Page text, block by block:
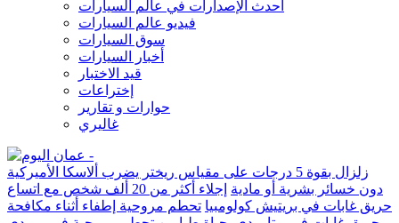
أحدث الإصدارات في عالم السيارات
فيديو عالم السيارات
سوق السيارات
أخبار السيارات
قيد الاختبار
إختراعات
حوارات و تقارير
غاليري
زلزال بقوة 5 درجات على مقياس ريختر يضرب ألاسكا الأميركية
دون خسائر بشرية أو مادية
إجلاء أكثر من 20 ألف شخص مع اتساع
حريق غابات في بريتيش كولومبيا تحطم مروحية إطفاء أثناء مكافحة